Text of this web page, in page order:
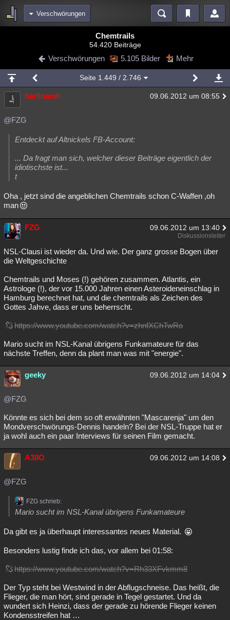
Verschwörungen
Diskussionen Blogs Videos
Chat Wiki Neuigkeiten
meine Rubriken
Menschen Wissenschaft Mystery Kriminalfälle
Spiritualität
Natur Umfragen Unterhaltung
weitere Rubriken
Philosophie Träume
Musik
Übersichten
Besucht
Lesenswert Schlüsselwörter
Chemtrails
54.420 Beiträge
Verschwörungen 5.105 Bilder Mehr
Seite 1.449 / 2.746
berlinandi 09.06.2012 um 08:55
@FZG
Entdeckt auf Altnickels FB-Account:
... Da fragt man sich, welcher dieser Beiträge eigentlich der
idiotischste ist...
t
Oha , jetzt sind die angeblichen Chemtrails schon C-Waffen ,oh
man
FZG 09.06.2012 um 13:40
Diskussionsleiter
NSL-Clausi ist wieder da. Und wie. Der ganz grosse Bogen über
die Weltgeschichte
Chemtrails und Moses (!) gehören zusammen. Atlantis, ein
Astrologe (!), der vor 15.000 Jahren einen Asteroideneinschlag in
Hamburg berechnet hat, und die chemtrails als Zeichen des
Gottes Jahve, dass er uns beherrscht.
https://www.youtube.com/watch?v=zhnfXChTwRo
Mario sucht im NSL-Kanal übrigens Funkamateure für das
nächste Treffen, denn da plant man was mit "energie".
geeky 09.06.2012 um 14:04
@FZG
Könnte es sich bei dem so oft erwähnten "Mascarenja" um den
Mondverschwörungs-Dennis handeln? Bei der NSL-Truppe hat er
ja wohl auch ein paar Interviews für seinen Film gemacht.
A38O 09.06.2012 um 14:08
@FZG
FZG schrieb:
Mario sucht im NSL-Kanal übrigens Funkamateure
Da gibt es ja überhaupt interessantes neues Material.
Besonders lustig finde ich das, vor allem bei 01:58:
https://www.youtube.com/watch?v=Rh33XFvkmm8
Der Typ steht bei Westwind in der Abflugschneise. Das heißt, die
Flieger, die man hört, sind gerade in Tegel gestartet. Und da
wundert sich Heinzi, dass der gerade zu hörende Flieger keinen
Kondensstreifen hat …